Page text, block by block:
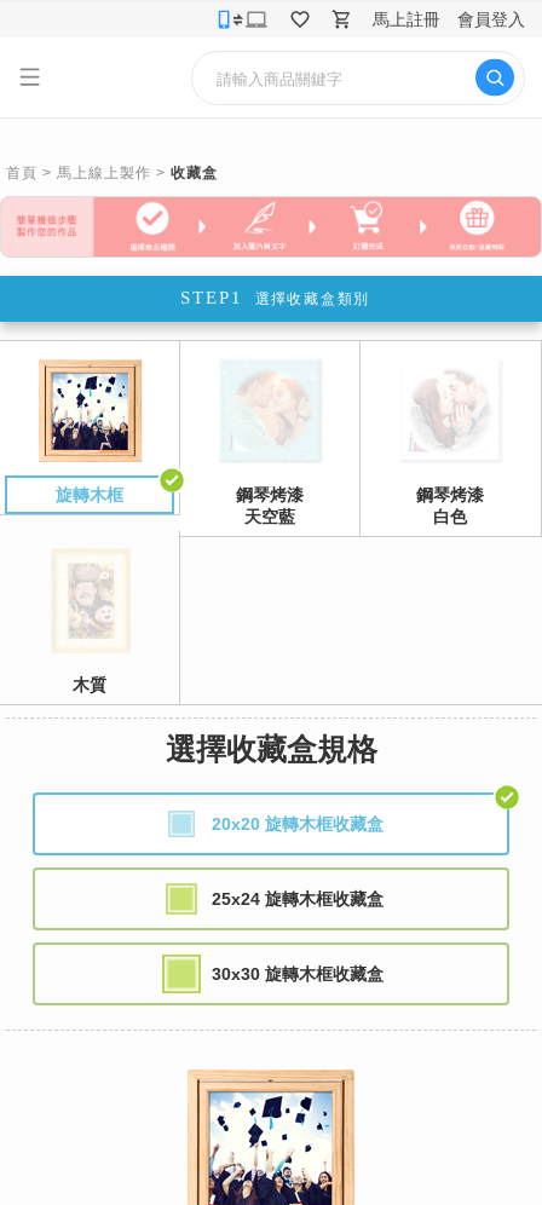
馬上註冊 會員登入
首頁 > 馬上線上製作 > 收藏盒
STEP1 選擇收藏盒 類別
旋轉木框
鋼琴烤漆
天空藍
鋼琴烤漆
白色
木質
選擇收藏盒規格
20x20 旋轉木框收藏盒
25x24 旋轉木框收藏盒
30x30 旋轉木框收藏盒